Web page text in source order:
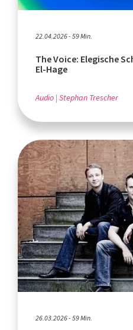
22.04.2026 - 59 Min.
The Voice: Elegische
El-Hage
Audio Stephan Trescher
26.03.2026 - 59 Min.